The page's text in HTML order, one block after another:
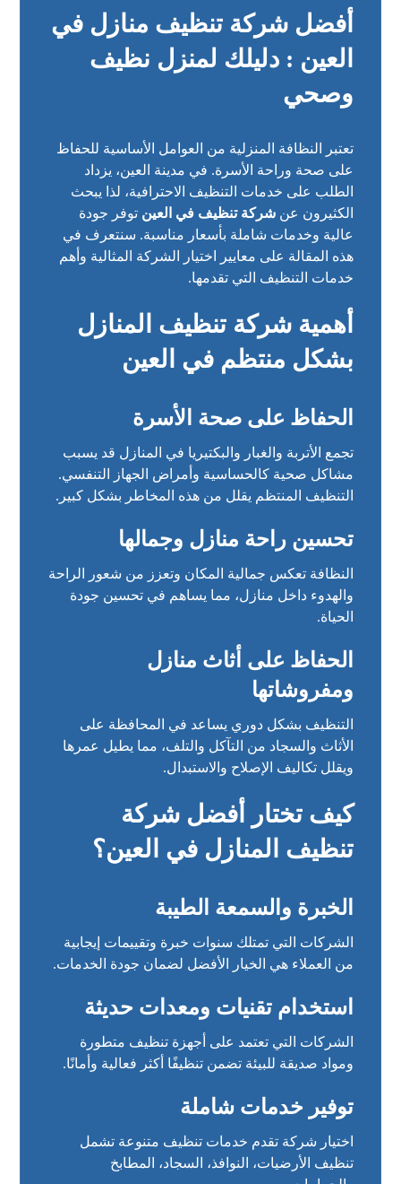
أفضل شركة تنظيف منازل في
العين : دليلك لمنزل نظيف
وصحي
تعتبر النظافة المنزلية من العوامل الأساسية للحفاظ
على صحة وراحة الأسرة. في مدينة العين، يزداد
الطلب على خدمات التنظيف الاحترافية، لذا يبحث
الكثيرون عنشركة تنظيف في العين توفر جودة
عالية وخدمات شاملة بأسعار مناسبة. سنتعرف في
هذه المقالة على معايير اختيار الشركة المثالية وأهم
خدمات التنظيف التي تقدمها.
أهمية شركة تنظيف المنازل
بشكل منتظم في العين
الحفاظ على صحة الأسرة
تجمع الأتربة والغبار والبكتيريا في المنازل قد يسبب
مشاكل صحية كالحساسية وأمراض الجهاز التنفسي.
التنظيف المنتظم يقلل من هذه المخاطر بشكل كبير.
تحسين راحة منازل وجمالها
النظافة تعكس جمالية المكان وتعزز من شعور الراحة
والهدوء داخل منازل، مما يساهم في تحسين جودة
الحياة.
الحفاظ على أثاث منازل
ومفروشاتها
التنظيف بشكل دوري يساعد في المحافظة على
الأثاث والسجاد من التآكل والتلف، مما يطيل عمرها
ويقلل تكاليف الإصلاح والاستبدال.
كيف تختار أفضل شركة
تنظيف المنازل في العين؟
الخبرة والسمعة الطيبة
الشركات التي تمتلك سنوات خبرة وتقييمات إيجابية
من العملاء هي الخيار الأفضل لضمان جودة الخدمات.
استخدام تقنيات ومعدات حديثة
الشركات التي تعتمد على أجهزة تنظيف متطورة
ومواد صديقة للبيئة تضمن تنظيفًا أكثر فعالية وأمانًا.
توفير خدمات شاملة
اختيار شركة تقدم خدمات تنظيف متنوعة تشمل
تنظيف الأرضيات، النوافذ، السجاد، المطابخ